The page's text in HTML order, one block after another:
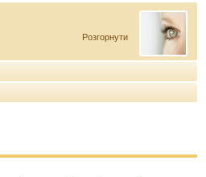
Розгорнути